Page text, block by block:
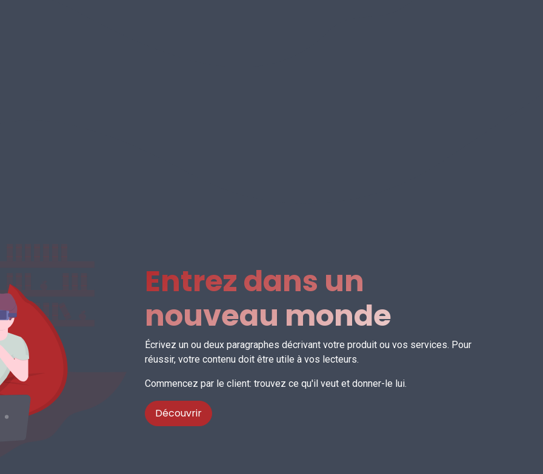
Entrez dans un
nouveau monde
Écrivez un ou deux paragraphes décrivant votre produit ou vos services. Pour
réussir, votre contenu doit être utile à vos lecteurs.
Commencez par le client: trouvez ce qu'il veut et donner-le lui.
Découvrir